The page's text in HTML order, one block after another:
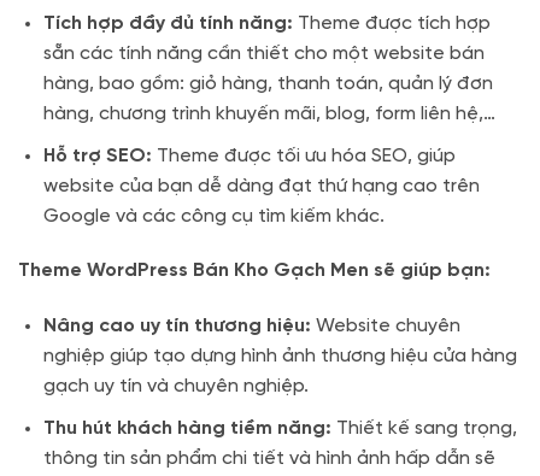
Tích hợp đầy đủ tính năng: Theme được tích hợp
sẵn các tính năng cần thiết cho một website bán
hàng, bao gồm: giỏ hàng, thanh toán, quản lý đơn
hàng, chương trình khuyến mãi, blog, form liên hệ,…
Hỗ trợ SEO: Theme được tối ưu hóa SEO, giúp
website của bạn dễ dàng đạt thứ hạng cao trên
Google và các công cụ tìm kiếm khác.
Theme WordPress Bán Kho Gạch Men sẽ giúp bạn:
Nâng cao uy tín thương hiệu: Website chuyên
nghiệp giúp tạo dựng hình ảnh thương hiệu cửa hàng
gạch uy tín và chuyên nghiệp.
Thu hút khách hàng tiềm năng: Thiết kế sang trọng,
thông tin sản phẩm chi tiết và hình ảnh hấp dẫn sẽ